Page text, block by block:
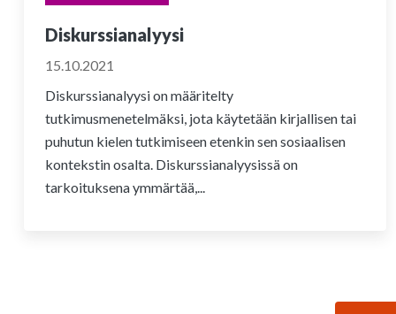
Diskurssianalyysi
15.10.2021
Diskurssianalyysi on määritelty
tutkimusmenetelmäksi, jota käytetään kirjallisen tai
puhutun kielen tutkimiseen etenkin sen sosiaalisen
kontekstin osalta. Diskurssianalyysissä on
tarkoituksena ymmärtää,...